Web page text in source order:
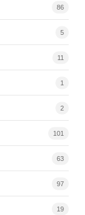
86
5
11
1
2
101
63
97
19